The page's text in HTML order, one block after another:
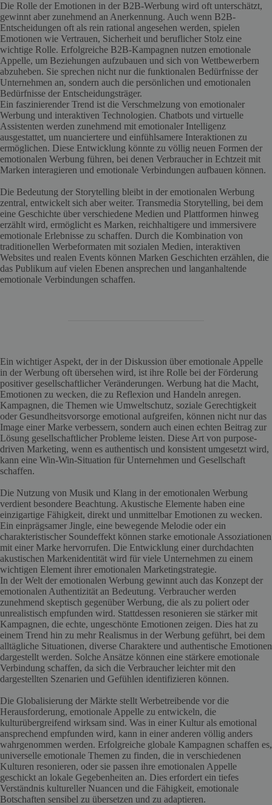
Die Rolle der Emotionen in der B2B-Werbung wird oft unterschätzt,
gewinnt aber zunehmend an Anerkennung. Auch wenn B2B-
Entscheidungen oft als rein rational angesehen werden, spielen
Emotionen wie Vertrauen, Sicherheit und beruflicher Stolz eine
wichtige Rolle. Erfolgreiche B2B-Kampagnen nutzen emotionale
Appelle, um Beziehungen aufzubauen und sich von Wettbewerbern
abzuheben. Sie sprechen nicht nur die funktionalen Bedürfnisse der
Unternehmen an, sondern auch die persönlichen und emotionalen
Bedürfnisse der Entscheidungsträger.
Ein faszinierender Trend ist die Verschmelzung von emotionaler
Werbung und interaktiven Technologien. Chatbots und virtuelle
Assistenten werden zunehmend mit emotionaler Intelligenz
ausgestattet, um nuanciertere und einfühlsamere Interaktionen zu
ermöglichen. Diese Entwicklung könnte zu völlig neuen Formen der
emotionalen Werbung führen, bei denen Verbraucher in Echtzeit mit
Marken interagieren und emotionale Verbindungen aufbauen können.
Die Bedeutung der Storytelling bleibt in der emotionalen Werbung
zentral, entwickelt sich aber weiter. Transmedia Storytelling, bei dem
eine Geschichte über verschiedene Medien und Plattformen hinweg
erzählt wird, ermöglicht es Marken, reichhaltigere und immersivere
emotionale Erlebnisse zu schaffen. Durch die Kombination von
traditionellen Werbeformaten mit sozialen Medien, interaktiven
Websites und realen Events können Marken Geschichten erzählen, die
das Publikum auf vielen Ebenen ansprechen und langanhaltende
emotionale Verbindungen schaffen.
Ein wichtiger Aspekt, der in der Diskussion über emotionale Appelle
in der Werbung oft übersehen wird, ist ihre Rolle bei der Förderung
positiver gesellschaftlicher Veränderungen. Werbung hat die Macht,
Emotionen zu wecken, die zu Reflexion und Handeln anregen.
Kampagnen, die Themen wie Umweltschutz, soziale Gerechtigkeit
oder Gesundheitsvorsorge emotional aufgreifen, können nicht nur das
Image einer Marke verbessern, sondern auch einen echten Beitrag zur
Lösung gesellschaftlicher Probleme leisten. Diese Art von purpose-
driven Marketing, wenn es authentisch und konsistent umgesetzt wird,
kann eine Win-Win-Situation für Unternehmen und Gesellschaft
schaffen.
Die Nutzung von Musik und Klang in der emotionalen Werbung
verdient besondere Beachtung. Akustische Elemente haben eine
einzigartige Fähigkeit, direkt und unmittelbar Emotionen zu wecken.
Ein einprägsamer Jingle, eine bewegende Melodie oder ein
charakteristischer Soundeffekt können starke emotionale Assoziationen
mit einer Marke hervorrufen. Die Entwicklung einer durchdachten
akustischen Markenidentität wird für viele Unternehmen zu einem
wichtigen Element ihrer emotionalen Marketingstrategie.
In der Welt der emotionalen Werbung gewinnt auch das Konzept der
emotionalen Authentizität an Bedeutung. Verbraucher werden
zunehmend skeptisch gegenüber Werbung, die als zu poliert oder
unrealistisch empfunden wird. Stattdessen resonieren sie stärker mit
Kampagnen, die echte, ungeschönte Emotionen zeigen. Dies hat zu
einem Trend hin zu mehr Realismus in der Werbung geführt, bei dem
alltägliche Situationen, diverse Charaktere und authentische Emotionen
dargestellt werden. Solche Ansätze können eine stärkere emotionale
Verbindung schaffen, da sich die Verbraucher leichter mit den
dargestellten Szenarien und Gefühlen identifizieren können.
Die Globalisierung der Märkte stellt Werbetreibende vor die
Herausforderung, emotionale Appelle zu entwickeln, die
kulturübergreifend wirksam sind. Was in einer Kultur als emotional
ansprechend empfunden wird, kann in einer anderen völlig anders
wahrgenommen werden. Erfolgreiche globale Kampagnen schaffen es,
universelle emotionale Themen zu finden, die in verschiedenen
Kulturen resonieren, oder sie passen ihre emotionalen Appelle
geschickt an lokale Gegebenheiten an. Dies erfordert ein tiefes
Verständnis kultureller Nuancen und die Fähigkeit, emotionale
Botschaften sensibel zu übersetzen und zu adaptieren.